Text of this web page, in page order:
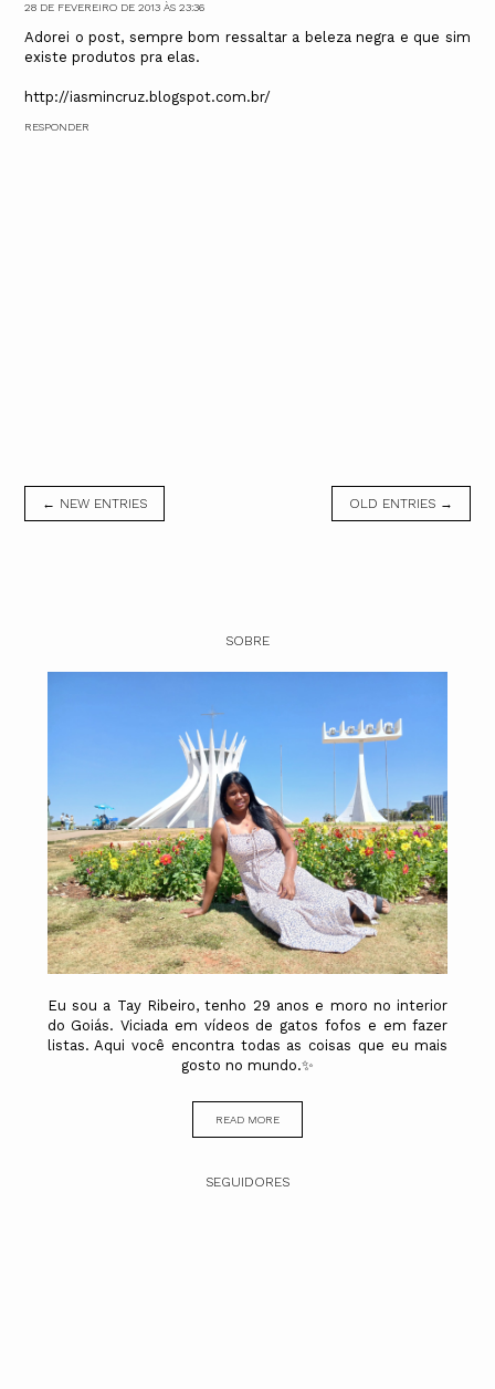
28 DE FEVEREIRO DE 2013 ÀS 23:36
Adorei o post, sempre bom ressaltar a beleza negra e que sim
existe produtos pra elas.
http://iasmincruz.blogspot.com.br/
RESPONDER
← NEW ENTRIES OLD ENTRIES →
SOBRE
Eu sou a Tay Ribeiro, tenho 29 anos e moro no interior
do Goiás. Viciada em vídeos de gatos fofos e em fazer
listas. Aqui você encontra todas as coisas que eu mais
gosto no mundo.✨
READ MORE
SEGUIDORES